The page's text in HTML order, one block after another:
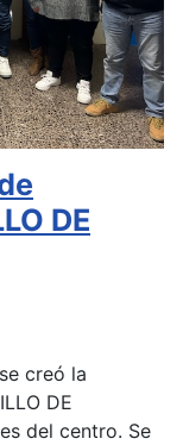
DE
creó la
DE
del centro. Se